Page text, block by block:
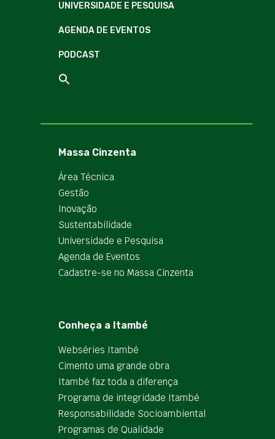
UNIVERSIDADE E PESQUISA
AGENDA DE EVENTOS
PODCAST
Massa Cinzenta
Área Técnica
Gestão
Inovação
Sustentabilidade
Universidade e Pesquisa
Agenda de Eventos
Cadastre-se no Massa Cinzenta
Conheça a Itambé
Webséries Itambé
Cimento uma grande obra
Itambé faz toda a diferença
Programa de integridade Itambé
Responsabilidade Socioambiental
Programas de Qualidade